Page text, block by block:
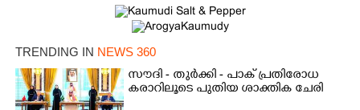
TRENDING IN NEWS 360
സൗദി - തുർക്കി - പാക് പ്രതിരോധ
കരാറിലൂടെ പുതിയ ശാക്തിക ചേരി